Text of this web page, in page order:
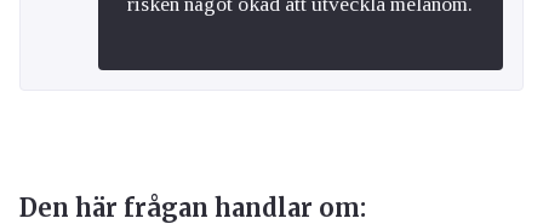
Den här frågan handlar om: